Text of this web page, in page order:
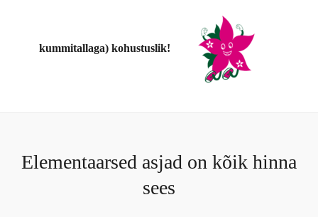
kummitallaga) kohustuslik!
Elementaarsed asjad on kõik hinna
sees